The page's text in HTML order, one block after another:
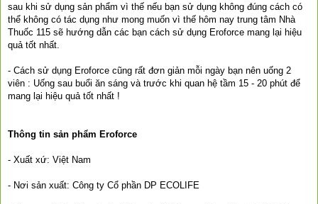
sau khi sử dụng sản phẩm vì thế nếu bạn sử dụng không đúng cách có
thể không có tác dụng như mong muốn vì thế hôm nay trung tâm Nhà
Thuốc 115 sẽ hướng dẫn các bạn cách sử dụng Eroforce mang lại hiệu
quả tốt nhất.
- Cách sử dụng Eroforce cũng rất đơn giản mỗi ngày bạn nên uống 2
viên : Uống sau buổi ăn sáng và trước khi quan hệ tầm 15 - 20 phút để
mang lại hiệu quả tốt nhất !
Thông tin sản phẩm Eroforce
- Xuất xứ: Việt Nam
- Nơi sản xuất: Công ty Cổ phần DP ECOLIFE